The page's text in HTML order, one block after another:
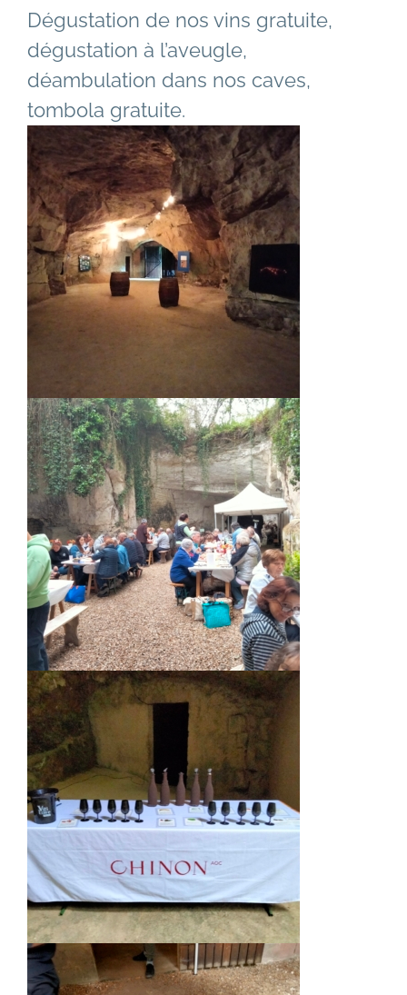
Dégustation de nos vins gratuite,
dégustation à l’aveugle,
déambulation dans nos caves,
tombola gratuite.